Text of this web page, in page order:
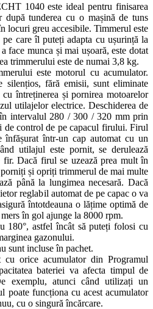
1040 este ideal pentru finisarea
tunderea cu o mașină de tuns
locuri greu accesibile. Timmerul este
care îl puteți adapta cu ușurință la
face munca și mai ușoară, este dotat
trimmerului este de numai 3,8 kg.
este motorul cu acumulator.
silențios, fără emisii, sunt eliminate
cu întreținerea și pornirea motoarelor
utilajelor electrice. Deschiderea de
intervalul 280 / 300 / 320 mm prin
de control de pe capacul firului. Firul
într-un cap automat cu un
utilajul este pornit, se derulează
Dacă firul se uzează prea mult în
și opriți trimmerul de mai multe
până la lungimea necesară. Dacă
reglabil automat de pe capac o va
întotdeauna o lățime optimă de
în gol ajunge la 8000 rpm.
180°, astfel încât să puteți folosi cu
gazonului.
sunt incluse în pachet.
orice acumulator din Programul
bateriei va afecta timpul de
exemplu, atunci când utilizați un
poate funcționa cu acest acumulator
cu o singură încărcare.